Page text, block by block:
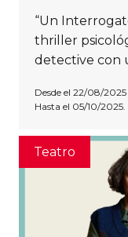
“Un
thriller
detective con
Desde el 22/08/2025
Hasta el 05/10/2025.
Teatro